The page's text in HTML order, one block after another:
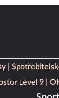
Level 9